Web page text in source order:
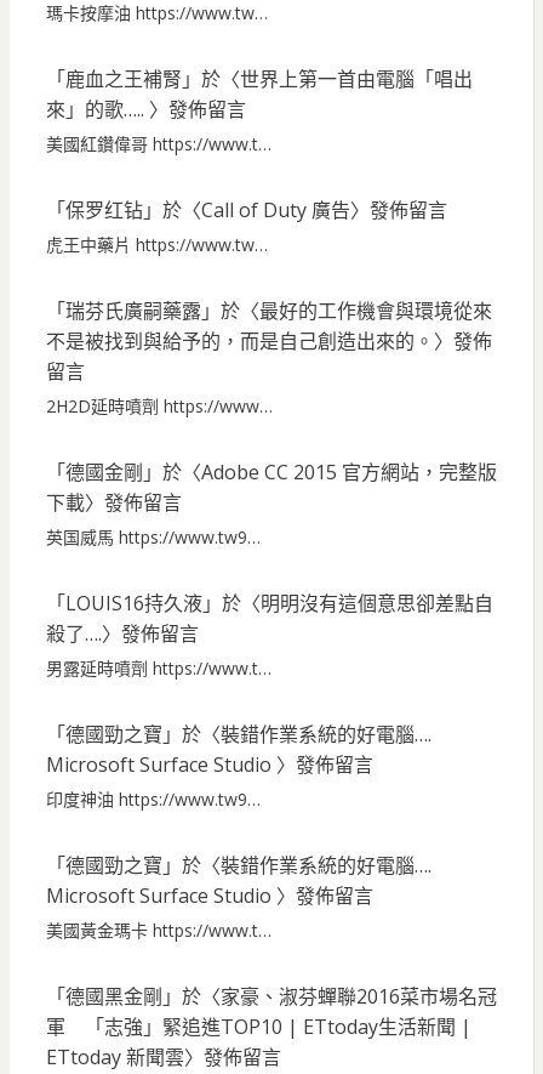
瑪卡按摩油 https://www.tw…
「鹿血之王補腎 」於〈世界上第一首由電腦「唱出
來」的歌….. 〉發佈留言
美國紅鑽偉哥 https://www.t…
「保罗红钻」於〈Call of Duty 廣告〉發佈留言
虎王中藥片 https://www.tw…
「瑞芬氏廣嗣藥露」於〈最好的工作機會與環境從來
不是被找到與給予的，而是自己創造出來的。 〉發佈
留言
2H2D延時噴劑 https://www…
「德國金剛 」於〈Adobe CC 2015 官方網站，完整版
下載〉發佈留言
英国威馬 https://www.tw9…
「LOUIS16持久液」於〈明明沒有這個意思卻差點自
殺了….〉發佈留言
男露延時噴劑 https://www.t…
「德國勁之寶 」於〈裝錯作業系統的好電腦….
Microsoft Surface Studio 〉發佈留言
印度神油 https://www.tw9…
「德國勁之寶 」於〈裝錯作業系統的好電腦….
Microsoft Surface Studio 〉發佈留言
美國黃金瑪卡 https://www.t…
「德國黑金剛 」於〈家豪、淑芬蟬聯2016菜市場名冠
軍 「志強」緊追進TOP10 | ETtoday生活新聞 |
ETtoday 新聞雲〉發佈留言